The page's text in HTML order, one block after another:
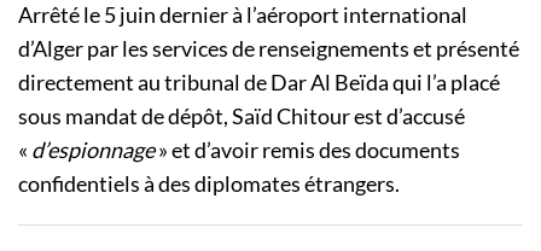
Arrêté le 5 juin dernier à l’aéroport international
d’Alger par les services de renseignements et présenté
directement au tribunal de Dar Al Beïda qui l’a placé
sous mandat de dépôt, Saïd Chitour est d’accusé
« d’espionnage» et d’avoir remis des documents
confidentiels à des diplomates étrangers.